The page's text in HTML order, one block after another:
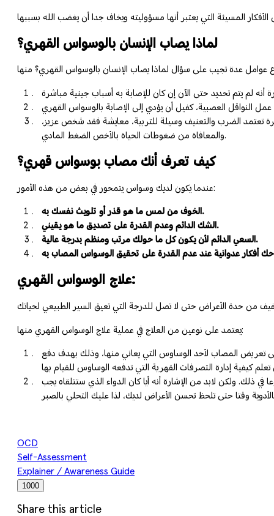
لماذا يصاب الإنسان بالوسواس القهري؟
تعتمد الضرب والتعنيف وسيلة للتربية، معايشة فقد شخص عزيز،
والمعافاة من ضغوطات الحياة بالأخص الضغط المادي.
كيف تعرف أنك مصاب بوسواس قهري؟
عندما يكون لديك وسواس يتمحور في بعض من هذه الأمور:
الخوف من لمس ما هو قذر أو تلويث نفسك به.
الشك الدائم وعدم القدرة على تصديق ما هو يقيني.
السعي الدائم لأن يكون كل ما حولك مرتب ومنظم بدرجة عالية.
علاج الوسواس القهري:
يعتمد على نوعين من العلاج في عملية علاج الوسواس القهري منها:
تعريض المصاب لأحد الوساوس التي يعاني منها، وذلك بهدف دفع
في ذلك. ولكن لابد من الإشارة أنه أيا كان الدواء الذي ستتلقاه يجب
OCD
Self-Assessment
Explainer / Awareness Guide
1000
Share this article